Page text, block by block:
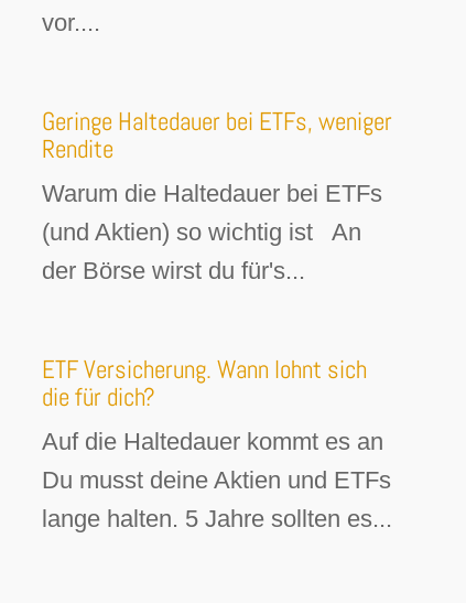
vor....
Geringe Haltedauer bei ETFs, weniger
Rendite
Warum die Haltedauer bei ETFs
(und Aktien) so wichtig ist An
der Börse wirst du für's...
ETF Versicherung. Wann lohnt sich
die für dich?
Auf die Haltedauer kommt es an
Du musst deine Aktien und ETFs
lange halten. 5 Jahre sollten es...